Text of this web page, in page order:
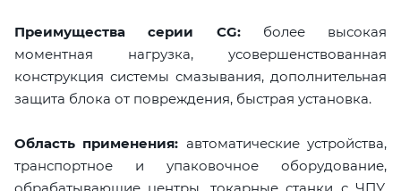
Преимущества серии CG:более высокая
моментная нагрузка, усовершенствованная
конструкция системы смазывания, дополнительная
защита блока от повреждения, быстрая установка.
Область применения: автоматические устройства,
транспортное и упаковочное оборудование,
обрабатывающие центры, токарные станки с ЧПУ,